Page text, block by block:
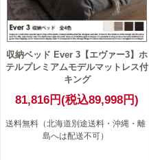
収納ベッド Ever 3【エヴァー3】ホ
テルプレミアムモデルマットレス付
キング
81,816円(税込89,998円)
送料無料（北海道別途送料・沖縄・離
島へは配送不可）